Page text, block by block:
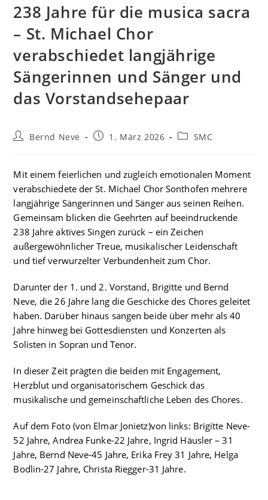
238 Jahre für die musica sacra
– St. Michael Chor
verabschiedet langjährige
Sängerinnen und Sänger und
das Vorstandsehepaar
Beitrags-
Bernd Neve
Beitrag1. März 2026
Beitrags-
SMC
Mit einem feierlichen und zugleich emotionalen Moment
verabschiedete der St. Michael Chor Sonthofen mehrere
langjährige Sängerinnen und Sänger aus seinen Reihen.
Gemeinsam blicken die Geehrten auf beeindruckende
238 Jahre aktives Singen zurück – ein Zeichen
außergewöhnlicher Treue, musikalischer Leidenschaft
und tief verwurzelter Verbundenheit zum Chor.
Darunter der 1. und 2. Vorstand, Brigitte und Bernd
Neve, die 26 Jahre lang die Geschicke des Chores geleitet
haben. Darüber hinaus sangen beide über mehr als 40
Jahre hinweg bei Gottesdiensten und Konzerten als
Solisten in Sopran und Tenor.
In dieser Zeit prägten die beiden mit Engagement,
Herzblut und organisatorischem Geschick das
musikalische und gemeinschaftliche Leben des Chores.
Auf dem Foto (von Elmar Jonietz)von links: Brigitte Neve-
52 Jahre, Andrea Funke-22 Jahre, Ingrid Häusler – 31
Jahre, Bernd Neve-45 Jahre, Erika Frey 31 Jahre, Helga
Bodlin-27 Jahre, Christa Riegger-31 Jahre.